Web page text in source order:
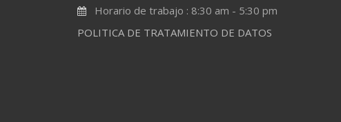
Horario de trabajo : 8:30 am - 5:30 pm
POLITICA DE TRATAMIENTO DE DATOS